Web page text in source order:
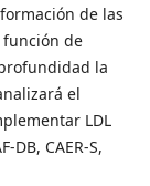
de las
de
la
el
LDL
DB, CAER-S,